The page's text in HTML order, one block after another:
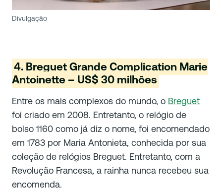
Divulgação
4. Breguet Grande Complication Marie
Antoinette – US$ 30 milhões
Entre os mais complexos do mundo, o Breguet
foi criado em 2008. Entretanto, o relógio de
bolso 1160 como já diz o nome, foi encomendado
em 1783 por Maria Antonieta, conhecida por sua
coleção de relógios Breguet. Entretanto, com a
Revolução Francesa, a rainha nunca recebeu sua
encomenda.